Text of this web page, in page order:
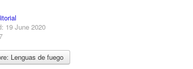
19 June 2020
Lenguas de fuego